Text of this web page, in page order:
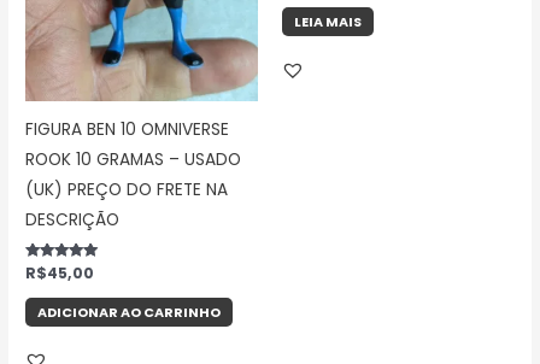
FIGURA BEN 10 OMNIVERSE
ROOK 10 GRAMAS – USADO
(UK) PREÇO DO FRETE NA
DESCRIÇÃO
Avaliação
5.00
de 5
R$45,00
ADICIONAR AO CARRINHO
LEIA MAIS